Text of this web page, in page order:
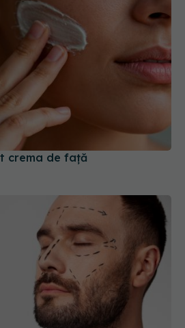
crema de față
care îi împinge pe
să-și facă operații estetice